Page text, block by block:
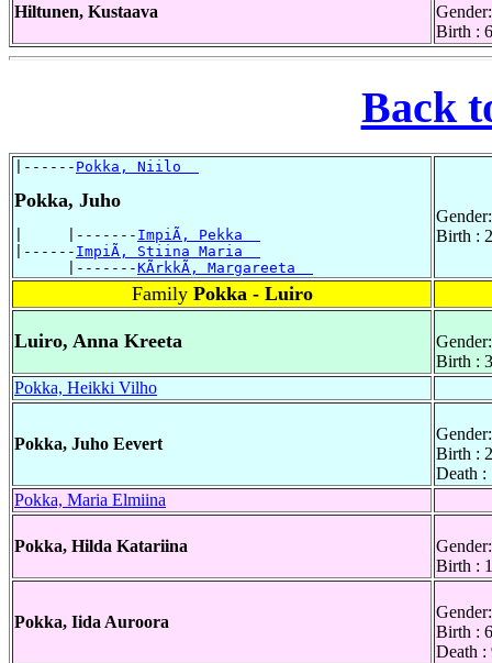
Hiltunen, Kustaava
Birth :
Back
|------ Pokka, Niilo
Pokka, Juho
|     |------- ImpiÃ, Pekka
|------ ImpiÃ, Stiina Maria
      |-------
KÃrkkÃ, Margareeta
Birth :
Family Pokka - Luiro
Luiro, Anna Kreeta
Birth :
Pokka, Heikki Vilho
Pokka, Juho Eevert
Birth :
Death :
Pokka, Maria Elmiina
Pokka, Hilda Katariina
Birth :
Pokka, Iida Auroora
Birth :
Death :